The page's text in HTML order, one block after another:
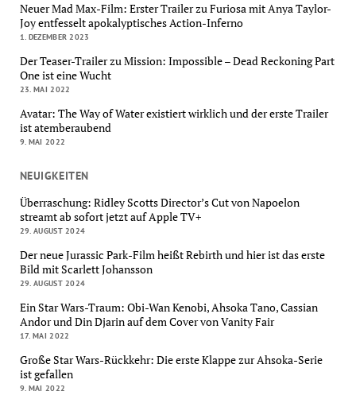
Neuer Mad Max-Film: Erster Trailer zu Furiosa mit Anya Taylor-
Joy entfesselt apokalyptisches Action-Inferno
1. DEZEMBER 2023
Der Teaser-Trailer zu Mission: Impossible – Dead Reckoning Part
One ist eine Wucht
23. MAI 2022
Avatar: The Way of Water existiert wirklich und der erste Trailer
ist atemberaubend
9. MAI 2022
NEUIGKEITEN
Überraschung: Ridley Scotts Director’s Cut von Napoelon
streamt ab sofort jetzt auf Apple TV+
29. AUGUST 2024
Der neue Jurassic Park-Film heißt Rebirth und hier ist das erste
Bild mit Scarlett Johansson
29. AUGUST 2024
Ein Star Wars-Traum: Obi-Wan Kenobi, Ahsoka Tano, Cassian
Andor und Din Djarin auf dem Cover von Vanity Fair
17. MAI 2022
Große Star Wars-Rückkehr: Die erste Klappe zur Ahsoka-Serie
ist gefallen
9. MAI 2022